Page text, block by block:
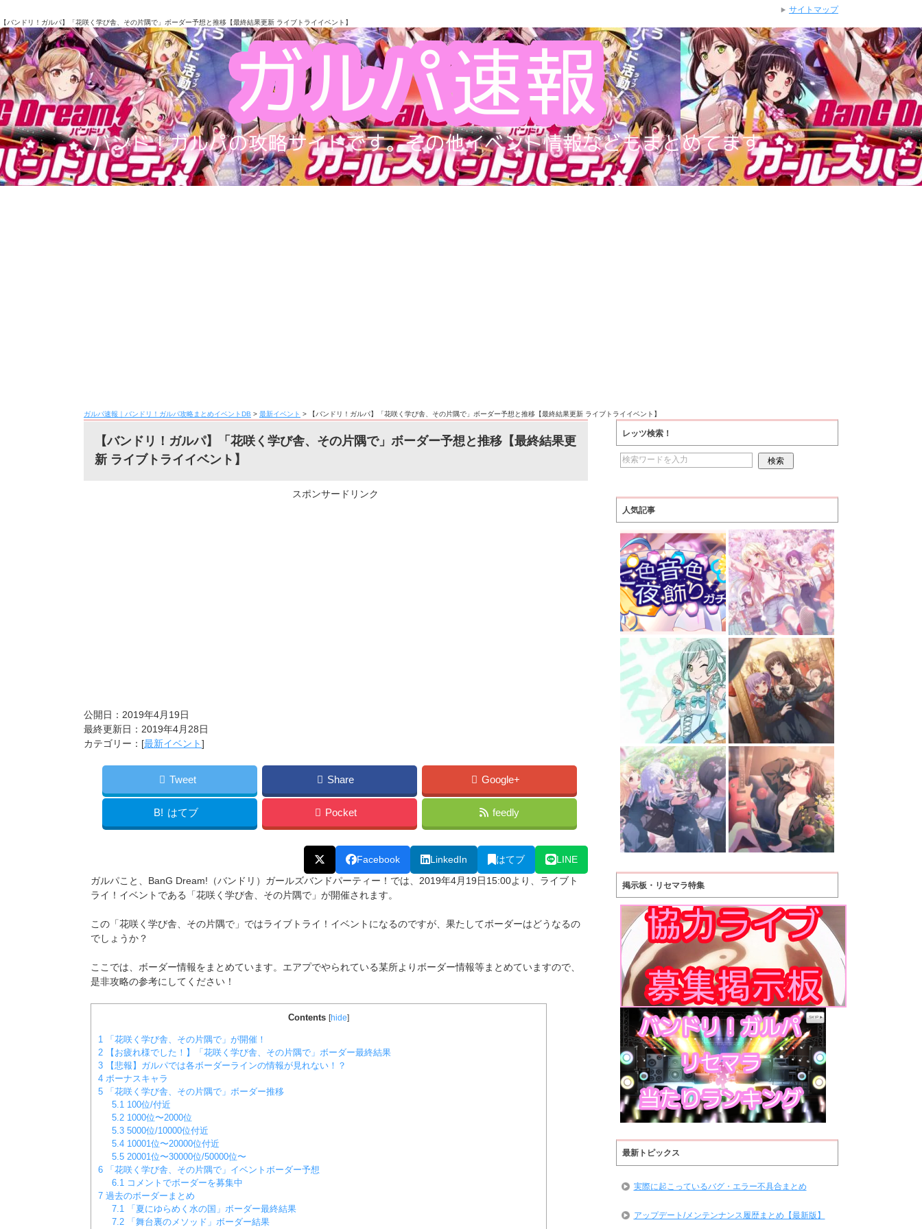
【バンドリ！ガルパ】「花咲く学び舎、その片隅で」ボーダー予想と推移【最終結果更新 ライブトライイベント】
ガルパ速報｜バンドリ！ガルパ攻略まとめイベントDB > 最新イベント > 【バンドリ！ガルパ】「花咲く学び舎、その片隅で」ボーダー予想と推移【最終結果更新 ライブトライイベント】
【バンドリ！ガルパ】「花咲く学び舎、その片隅で」ボーダー予想と推移【最終結果更
新 ライブトライイベント】
スポンサードリンク
公開日：2019年4月19日
最終更新日：2019年4月28日
カテゴリー：[最新イベント]
Tweet Share Google+
B! はてブ Pocket feedly
Facebook LinkedIn はてブ
LINE
ガルパこと、BanG Dream!（バンドリ）ガールズバンドパーティー！では、2019年4月19日15:00より、ライブト
ライ！イベントである「花咲く学び舎、その片隅で」が開催されます。
この「花咲く学び舎、その片隅で」ではライブトライ！イベントになるのですが、果たしてボーダーはどうなるの
でしょうか？
ここでは、ボーダー情報をまとめています。エアプでやられている某所よりボーダー情報等まとめていますので、
是非攻略の参考にしてください！
Contents [hide]
1
「花咲く学び舎、その片隅で」が開催！
2 【お疲れ様でした！】「花咲く学び舎、その片隅で」ボーダー最終結果
3 【悲報】ガルパでは各ボーダーラインの情報が見れない！？
4 ボーナスキャラ
5 「花咲く学び舎、その片隅で」ボーダー推移
5.1 100位/付近
5.21000位〜2000位
5.35000位/10000位付近
5.410001位〜20000位付近
5.520001位〜30000位/50000位〜
6 「花咲く学び舎、その片隅で」イベントボーダー予想
6.1 コメントでボーダーを募集中
7 過去のボーダーまとめ
7.1
「夏にゆらめく水の国」ボーダー最終結果
7.2「舞台裏のメソッド」ボーダー結果
レッツ検索！
人気記事
掲示板・リセマラ特集
最新トピックス
実際に起こっているバグ・エラー不具合まとめ
アップデート/メンテンナンス履歴まとめ【最新版】
サイトマップ